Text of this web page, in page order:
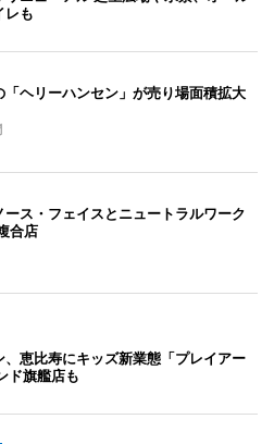
レも
「ヘリーハンセン」が売り場面積拡大
ース・フェイスとニュートラルワーク
合店
、恵比寿にキッズ新業態「プレイアー
ド旗艦店も